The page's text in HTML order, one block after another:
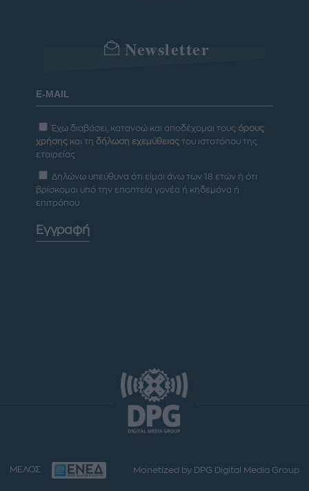
Newsletter
Έχω διαβάσει, κατανοώ και αποδέχομαι τους όρους
χρήσης και τη δήλωση εχεμύθειας του ιστοτόπου της
εταιρείας
Δηλώνω υπεύθυνα ότι είμαι άνω των 18 ετών ή ότι
βρίσκομαι υπό την εποπτεία γονέα ή κηδεμόνα ή
επιτρόπου
Εγγραφή
ΜΕΛΟΣ Monetized by DPG Digital Media Group